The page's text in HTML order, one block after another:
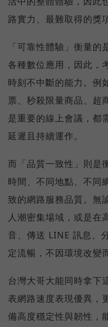
路實力、最難取得的獎
「可靠性體驗」衡量
各種數位應用，因此，
時刻不中斷的能力。例
票、秒殺限量商品、超
是重要的線上會議，都
延遲且持續運作。
而「品質一致性」則是
時間、不同地點、不同
致的網路服務品質。無
人潮密集場域，或是在
音、傳送 LINE 訊息、
定流暢，不因環境改變
台灣大哥大能同時拿下
表網路速度表現優異，
備高度穩定性與韌性，